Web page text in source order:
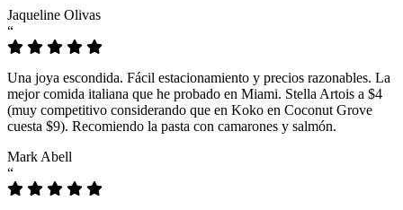
Jaqueline Olivas
“
Una joya escondida. Fácil estacionamiento y precios razonables. La
mejor comida italiana que he probado en Miami. Stella Artois a $4
(muy competitivo considerando que en Koko en Coconut Grove
cuesta $9). Recomiendo la pasta con camarones y salmón.
Mark Abell
“